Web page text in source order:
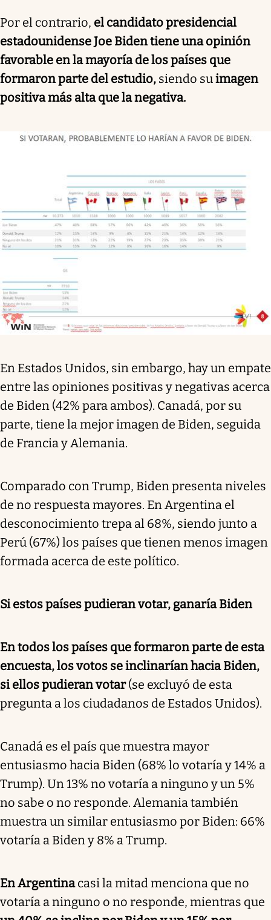
Por el contrario, el candidato presidencial
estadounidense Joe Biden tiene una opinión
favorable en la mayoría de los países que
formaron parte del estudio, siendo suimagen
positiva más alta que la negativa.
En Estados Unidos, sin embargo, hay un empate
entre las opiniones positivas y negativas acerca
de Biden (42% para ambos). Canadá, por su
parte, tiene la mejor imagen de Biden, seguida
de Francia y Alemania.
Comparado con Trump, Biden presenta niveles
de no respuesta mayores. En Argentina el
desconocimiento trepa al 68%, siendo junto a
Perú (67%) los países que tienen menos imagen
formada acerca de este político.
Si estos países pudieran votar, ganaría Biden
En todos los países que formaron parte de esta
encuesta, los votos se inclinarían hacia Biden,
si ellos pudieran votar(se excluyó de esta
pregunta a los ciudadanos de Estados Unidos).
Canadá es el país que muestra mayor
entusiasmo hacia Biden (68% lo votaría y 14% a
Trump). Un 13% no votaría a ninguno y un 5%
no sabe o no responde. Alemania también
muestra un similar entusiasmo por Biden: 66%
votaría a Biden y 8% a Trump.
En Argentinacasi la mitad menciona que no
votaría a ninguno o no responde, mientras que